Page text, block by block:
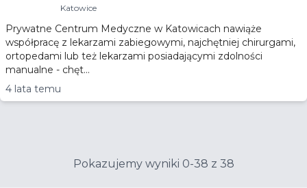
Katowice
Prywatne Centrum Medyczne w Katowicach nawiąże
współpracę z lekarzami zabiegowymi, najchętniej chirurgami,
ortopedami lub też lekarzami posiadającymi zdolności
manualne - chęt...
4 lata temu
Pokazujemy wyniki 0-38 z 38